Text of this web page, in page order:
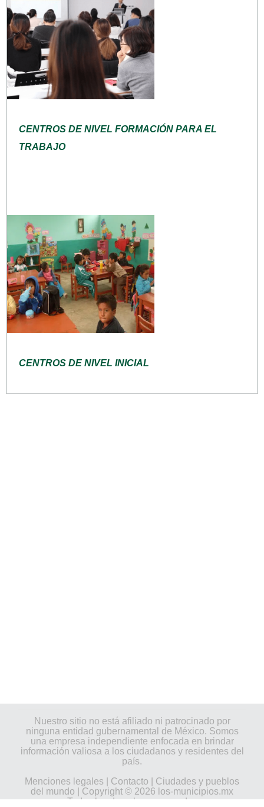
CENTROS DE NIVEL FORMACIÓN PARA EL
TRABAJO
CENTROS DE NIVEL INICIAL
Nuestro sitio no está afiliado ni patrocinado por
ninguna entidad gubernamental de México. Somos
una empresa independiente enfocada en brindar
información valiosa a los ciudadanos y residentes del
país.
Menciones legales
Contacto
Ciudades y pueblos
del mundo | Copyright © 2026 los-municipios.mx
Todos los derechos reservados